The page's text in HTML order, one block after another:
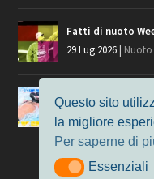
Fatti di nuoto
29 Lug 2026| Nuoto
Giochi del
9 Lug 2026
Nuoto
Questo sito
la migliore
Per saperne di
EssenzialiEssenziali